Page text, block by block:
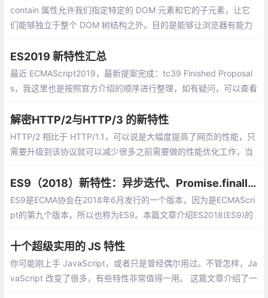
contain 属性允许我们指定特定的 DOM 元素和它的子元素，让它
们能够独立于整个 DOM 树结构之外。目的是能够让浏览器有能力
ES2019 新特性汇总
最近 ECMAScript2019，最新提案完成：tc39 Finished Proposal
s，我这里也是按照官方介绍的顺序进行整理，如有疑问，可以查看
一起看哈。
解密HTTP/2与HTTP/3 的新特性
HTTP/2 相比于 HTTP/1.1，可以说是大幅度提高了网页的性能，只
需要升级到该协议就可以减少很多之前需要做的性能优化工作，当
一。
ES9（2018）新特性：异步迭代、Promise.finally、Rest/Spread等
ES9是ECMA协会在2018年6月发行的一个版本，因为是ECMAScri
pt的第九个版本，所以也称为ES9。本篇文章介绍ES2018(ES9)的
十个超级实用的 JS 特性
你可能刚上手 JavaScript，或者只是曾经偶尔用过。不管怎样，Ja
vaScript 改变了很多，有些特性非常值得一用。 这篇文章介绍了一